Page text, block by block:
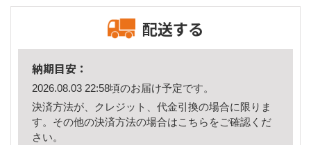
配送する
納期目安：
2026.08.03 22:58頃のお届け予定です。
決済方法が、クレジット、代金引換の場合に限りま
す。その他の決済方法の場合はこちら をご確認くだ
さい。